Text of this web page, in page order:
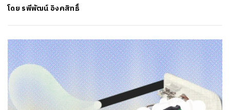
โดย รพีพัฒน์ อิงคสิทธิ์